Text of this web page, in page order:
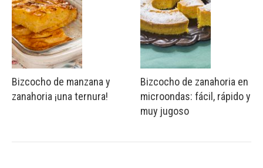
Bizcocho de manzana y
zanahoria ¡una ternura!
Bizcocho de zanahoria en
microondas: fácil, rápido y
muy jugoso